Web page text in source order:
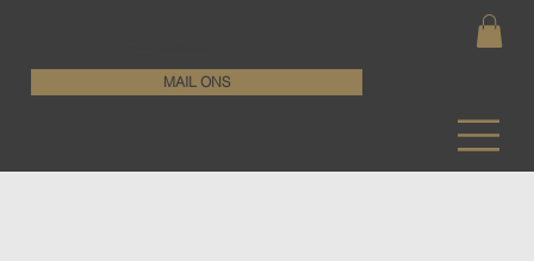
MAIL ONS